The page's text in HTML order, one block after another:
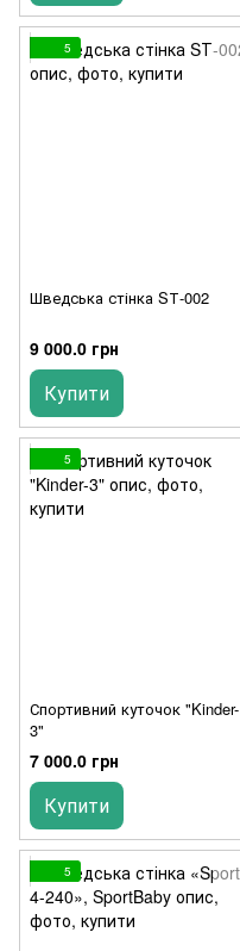
5
Шведська стінка SТ-002
9 000.0 грн
Купити
5
Спортивний куточок "Kinder-
3"
7 000.0 грн
Купити
5